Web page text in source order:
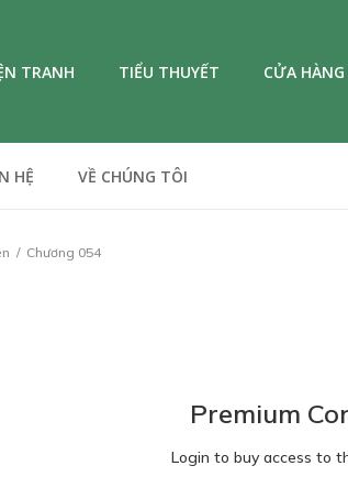
TRANH TIỂU THUYẾT CỬA HÀNG
HỆ VỀ CHÚNG TÔI
Chương 054
Premium
Login to buy access to